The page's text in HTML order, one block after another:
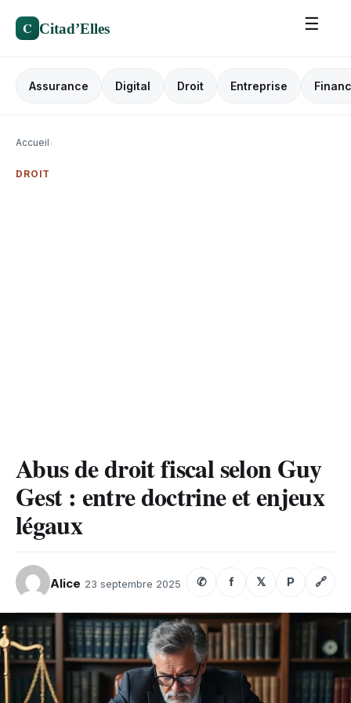
C Citad’Elles ☰
Assurance Digital Droit Entreprise
Accueil›
DROIT
Abus de droit fiscal selon Guy
Gest : entre doctrine et enjeux
légaux
Alice 23 septembre 2025 ✆ f 𝕏 P 🔗